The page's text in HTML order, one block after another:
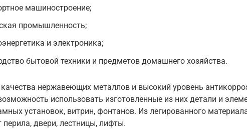
машиностроение;
промышленность;
и электроника;
бытовой техники и предметов домашнего хозяйства.
нержавеющих металлов и высокий уровень
использовать изготовленные из них детали и
установок, витрин, фонтанов. Из легированного
перила, двери, лестницы, лифты.